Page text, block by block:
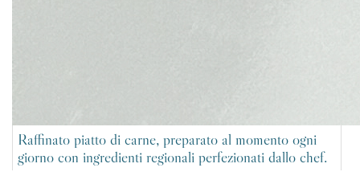
Raffinato piatto di carne, preparato al momento ogni
giorno con ingredienti regionali perfezionati dallo chef.